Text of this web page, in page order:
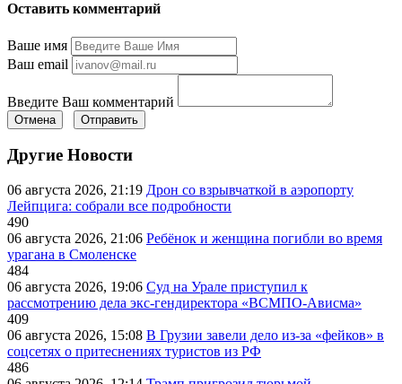
Оставить комментарий
Ваше имя
Ваш email
Введите Ваш комментарий
Отмена Отправить
Другие Новости
06 августа 2026, 21:19 Дрон со взрывчаткой в аэропорту
Лейпцига: собрали все подробности
490
06 августа 2026, 21:06 Ребёнок и женщина погибли во время
урагана в Смоленске
484
06 августа 2026, 19:06 Суд на Урале приступил к
рассмотрению дела экс-гендиректора «ВСМПО-Ависма»
409
06 августа 2026, 15:08 В Грузии завели дело из-за «фейков» в
соцсетях о притеснениях туристов из РФ
486